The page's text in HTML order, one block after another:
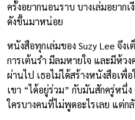
ครั้งอยากนอนราบ บางเล่มอยาก
ดังขึ้นมาหน่อย
หนังสือทุกเล่มของ Suzy Lee จึ
การเต้นรำ มีลมหายใจ และมีห้วง
ผ่านไป เธอไม่ได้สร้างหนังสือเพื่
เขา “ได้อยู่ร่วม” กับมันสักครู่หนึ่
ใครบางคนที่ไม่พูดอะไรเลย แต่กลั